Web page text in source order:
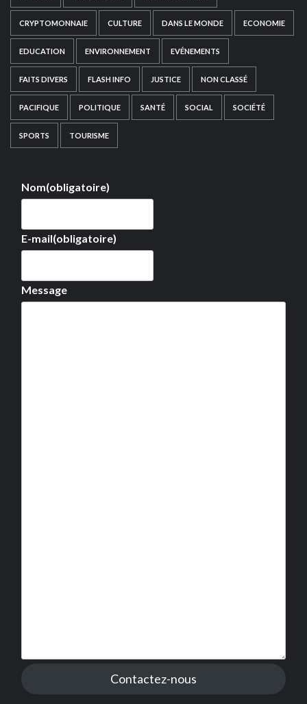
CRYPTOMONNAIE CULTURE DANS LE MONDE ECONOMIE
EDUCATION ENVIRONNEMENT EVÉNEMENTS
FAITS DIVERS FLASH INFO JUSTICE NON CLASSÉ
PACIFIQUE POLITIQUE SANTÉ SOCIAL SOCIÉTÉ
SPORTS TOURISME
Nom(obligatoire)
E-mail(obligatoire)
Message
Contactez-nous